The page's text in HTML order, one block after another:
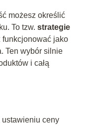
możesz określić
To tzw. strategie
funkcjonować jako
Ten wybór silnie
i całą
ceny